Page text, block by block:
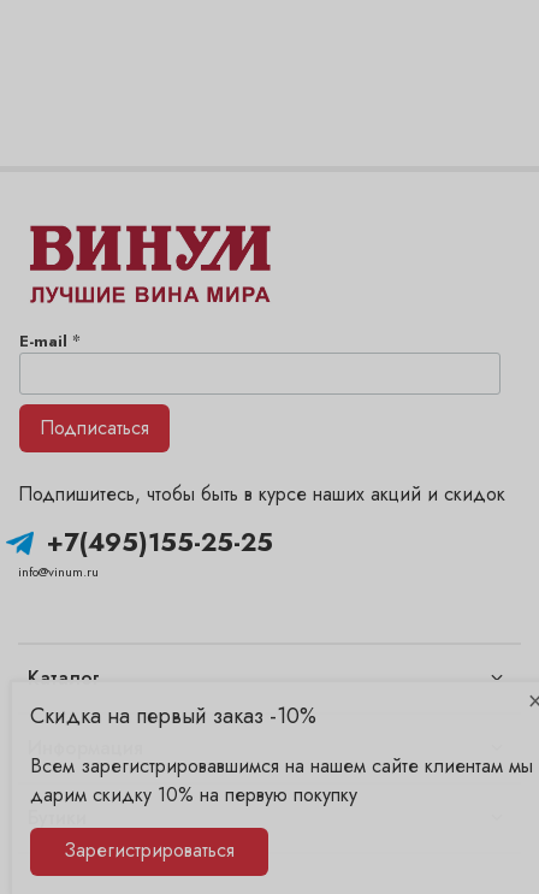
Каталог
+7(495)155-25-25
info@vinum.ru
Подпишитесь, чтобы быть в курсе наших акций и скидок
E-mail *
Подписаться
Скидка на первый заказ -10%
Всем зарегистрировавшимся на нашем сайте клиентам мы
дарим скидку 10% на первую покупку
Зарегистрироваться